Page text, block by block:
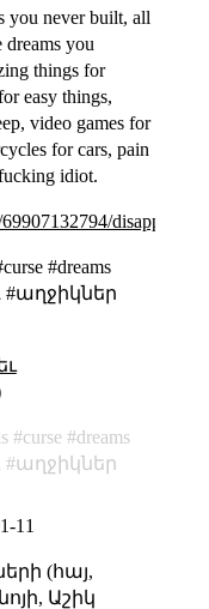
you never built, all
dreams you
things for
easy things,
video games for
for cars, pain
idiot.
#dreams
#աղջիկներ
curse
dreams
աղջիկներ
11
(հայ,
Աշիկ